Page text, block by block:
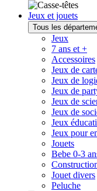
Jeux et jouets
Tous les
Jeux
7 ans et +
Accessoires
Jeux de
Jeux de
Jeux de
Jeux de
Jeux de
Jeux
Jeux pour
Jouets
Bebe 0-3
Jouet divers
Peluche